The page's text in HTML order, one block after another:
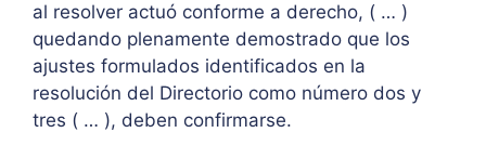
al resolver actuó conforme a derecho, ( … )
quedando plenamente demostrado que los
ajustes formulados identificados en la
resolución del Directorio como número dos y
tres ( … ), deben confirmarse.